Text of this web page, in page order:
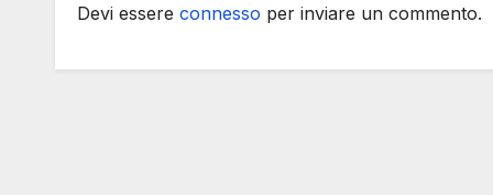
Devi essere connesso per inviare un commento.